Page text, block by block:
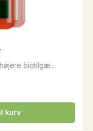
biotilgæ...
kurv